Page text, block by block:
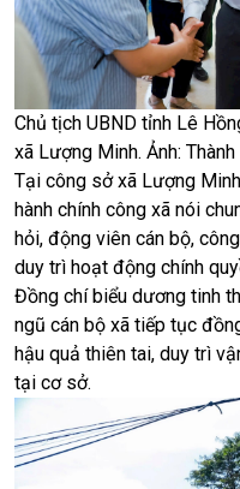
Chủ tịch UBND tỉnh Lê
xã Lượng Minh. Ảnh: Thành
Tại công sở xã Lượng
hành chính công xã nói
hỏi, động viên cán bộ,
duy trì hoạt động chính
Đồng chí biểu dương tinh
ngũ cán bộ xã tiếp tục
hậu quả thiên tai, duy trì
tại cơ sở.